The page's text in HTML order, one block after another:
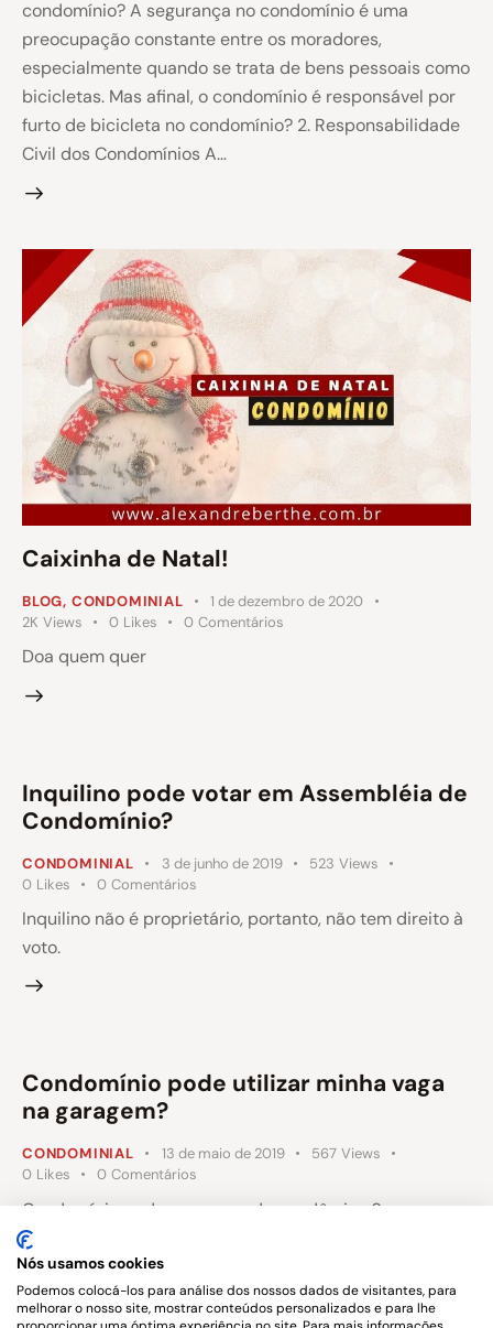
condomínio? A segurança no condomínio é uma
preocupação constante entre os moradores,
especialmente quando se trata de bens pessoais como
bicicletas. Mas afinal, o condomínio é responsável por
furto de bicicleta no condomínio? 2. Responsabilidade
Civil dos Condomínios A…
Caixinha de Natal!
BLOG, CONDOMINIAL
1 de dezembro de 2020
2K Views 0 Likes 0 Comentários
Doa quem quer
Inquilino pode votar em Assembléia de
Condomínio?
CONDOMINIAL 3 de junho de 2019 523 Views
0 Likes 0 Comentários
Inquilino não é proprietário, portanto, não tem direito à
voto.
Condomínio pode utilizar minha vaga
na garagem?
CONDOMINIAL 13 de maio de 2019 567 Views
0 Likes 0 Comentários
Condomínio pode usar vaga de condômino ?
Nós usamos cookies
Podemos colocá-los para análise dos nossos dados de visitantes, para
melhorar o nosso site, mostrar conteúdos personalizados e para lhe